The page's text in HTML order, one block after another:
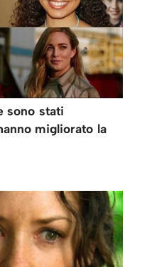
sono stati
migliorato la